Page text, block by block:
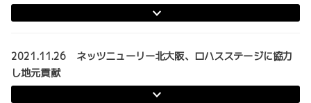
2021.11.26 ネッツニューリー北大阪、ロハスステージに協力
し地元貢献